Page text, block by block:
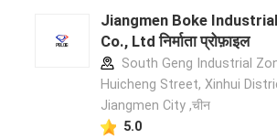
Jiangmen Boke Industrial
Co., Ltd निर्माता प्रोफ़ाइल
South Geng Industrial
Huicheng Street, Xinhui
Jiangmen City ,चीन
5.0